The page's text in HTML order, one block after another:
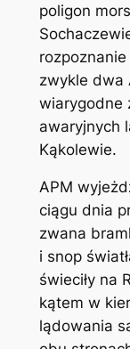
poligon
rozpoznanie
zwykle dwa
wiarygodne
awaryjnych
Kąkolewie.
APM
ciągu dnia
zwana
i snop
świeciły na
kątem w
lądowania